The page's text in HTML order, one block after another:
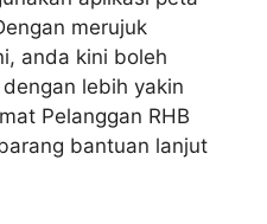
merujuk
anda kini boleh
lebih yakin
Pelanggan RHB
bantuan lanjut